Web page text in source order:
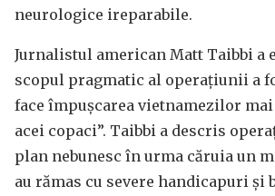
neurologice ireparabile.
Jurnalistul american Matt Taibbi a
scopul pragmatic al operațiunii a
face împușcarea vietnamezilor
acei copaci”. Taibbi a descris
plan nebunesc în urma căruia un
au rămas cu severe handicapuri și